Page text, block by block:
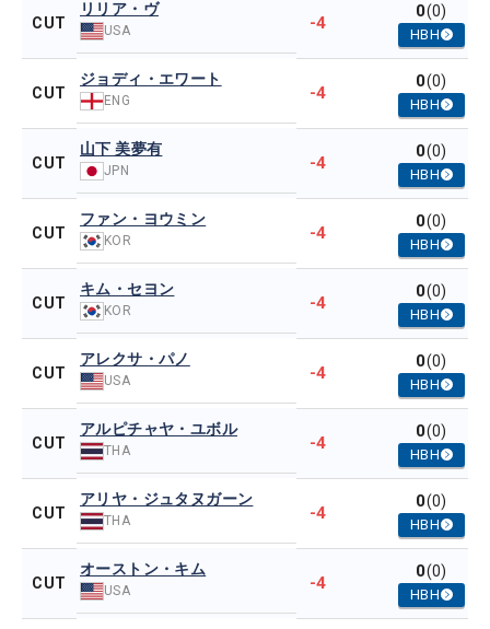
CUT
リリア・ヴ
USA -4
0(0)
HBH
CUT
ジョディ・エワート
ENG -4
0(0)
HBH
CUT
山下 美夢有
JPN -4
0(0)
HBH
CUT
ファン・ヨウミン
KOR -4
0(0)
HBH
CUT
キム・セヨン
KOR -4
0(0)
HBH
CUT
アレクサ・パノ
USA -4
0(0)
HBH
CUT
アルピチャヤ・ユボル
THA -4
0(0)
HBH
CUT
アリヤ・ジュタヌガーン
THA -4
0(0)
HBH
CUT
オーストン・キム
USA -4
0(0)
HBH